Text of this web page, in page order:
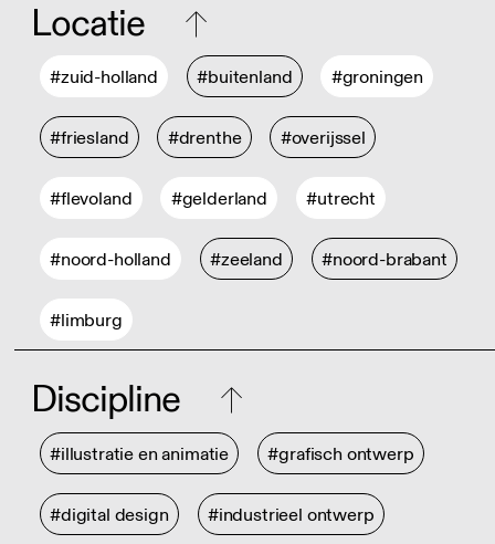
Locatie
#zuid-holland #buitenland #groningen
#friesland #drenthe #overijssel
#flevoland #gelderland #utrecht
#noord-holland #zeeland #noord-brabant
#limburg
Discipline
#illustratie en animatie #grafisch ontwerp
#digital design #industrieel ontwerp